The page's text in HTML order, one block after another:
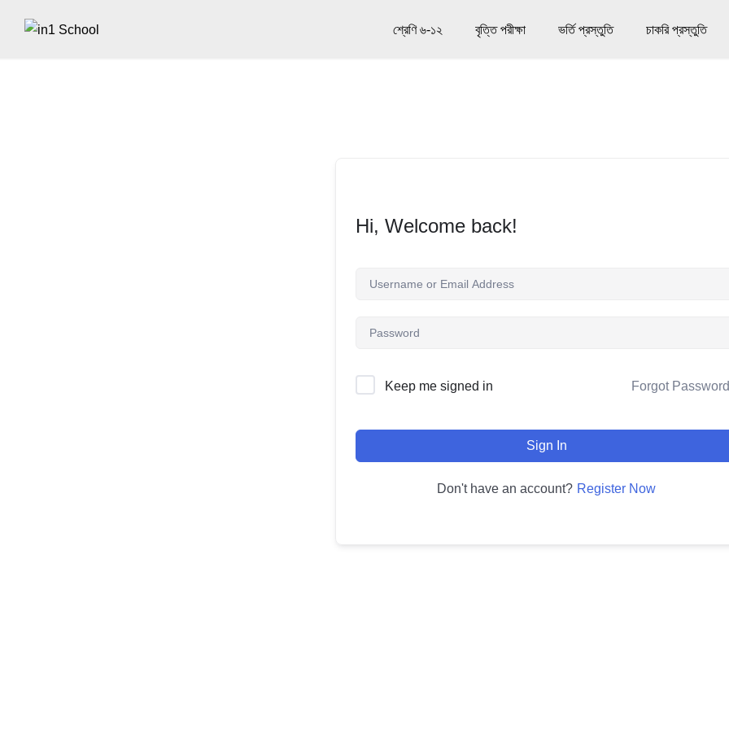
শ্রেণি ৬-১২ বৃত্তি পরীক্ষা ভর্তি প্রস্তুতি চাকরি প্রস্তুতি
Hi, Welcome back!
Keep me signed in Forgot
Sign In
Don't have an account? Register Now